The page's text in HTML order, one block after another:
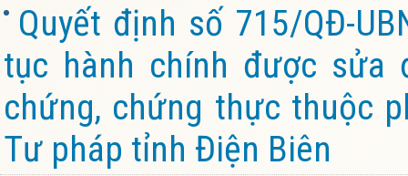
Quyết định số 715/QĐ-
tục hành chính được sửa
chứng, chứng thực thuộc
Tư pháp tỉnh Điện Biên